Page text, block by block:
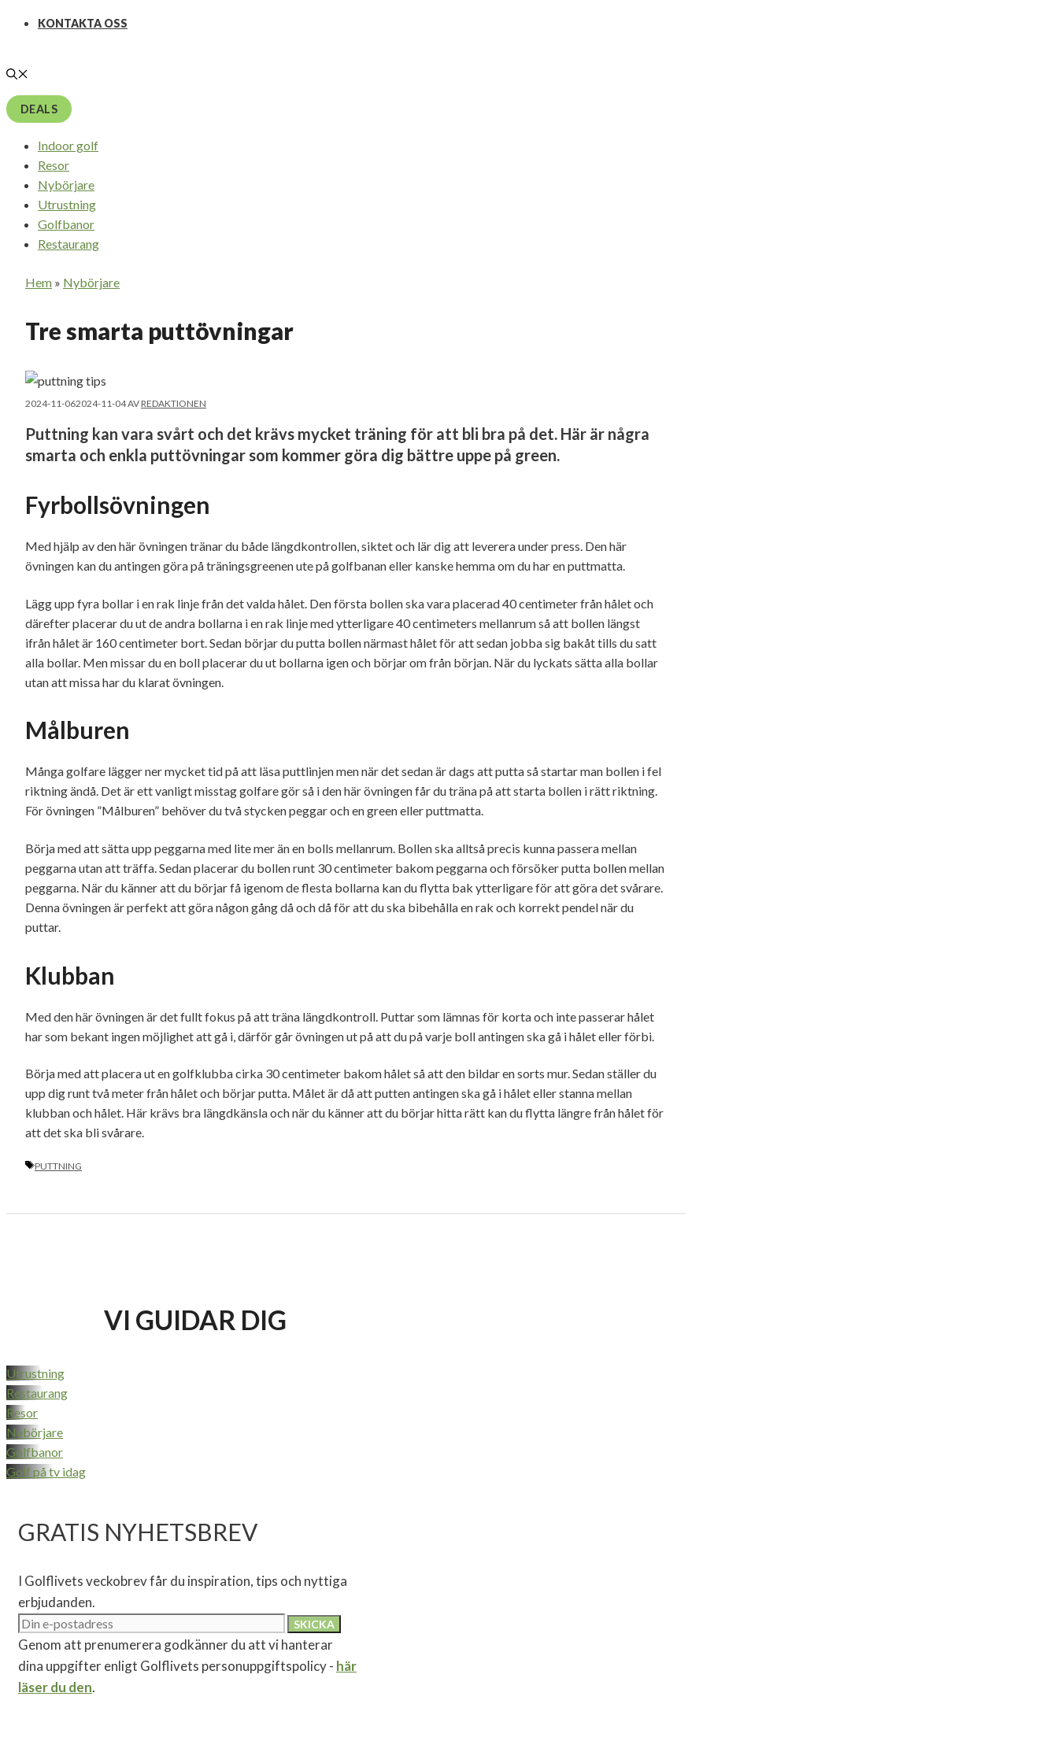
KONTAKTA OSS
DEALS
Indoor golf
Resor
Nybörjare
Utrustning
Golfbanor
Restaurang
Hem » Nybörjare
Tre smarta puttövningar
2024-11-062024-11-04AVREDAKTIONEN
Puttning kan vara svårt och det krävs mycket träning för att bli bra på det. Här är några
smarta och enkla puttövningar som kommer göra dig bättre uppe på green.
Fyrbollsövningen
Med hjälp av den här övningen tränar du både längdkontrollen, siktet och lär dig att leverera under press. Den här
övningen kan du antingen göra på träningsgreenen ute på golfbanan eller kanske hemma om du har en puttmatta.
Lägg upp fyra bollar i en rak linje från det valda hålet. Den första bollen ska vara placerad 40 centimeter från hålet och
därefter placerar du ut de andra bollarna i en rak linje med ytterligare 40 centimeters mellanrum så att bollen längst
ifrån hålet är 160 centimeter bort. Sedan börjar du putta bollen närmast hålet för att sedan jobba sig bakåt tills du satt
alla bollar. Men missar du en boll placerar du ut bollarna igen och börjar om från början. När du lyckats sätta alla bollar
utan att missa har du klarat övningen.
Målburen
Många golfare lägger ner mycket tid på att läsa puttlinjen men när det sedan är dags att putta så startar man bollen i fel
riktning ändå. Det är ett vanligt misstag golfare gör så i den här övningen får du träna på att starta bollen i rätt riktning.
För övningen ”Målburen” behöver du två stycken peggar och en green eller puttmatta.
Börja med att sätta upp peggarna med lite mer än en bolls mellanrum. Bollen ska alltså precis kunna passera mellan
peggarna utan att träffa. Sedan placerar du bollen runt 30 centimeter bakom peggarna och försöker putta bollen mellan
peggarna. När du känner att du börjar få igenom de flesta bollarna kan du flytta bak ytterligare för att göra det svårare.
Denna övningen är perfekt att göra någon gång då och då för att du ska bibehålla en rak och korrekt pendel när du
puttar.
Klubban
Med den här övningen är det fullt fokus på att träna längdkontroll. Puttar som lämnas för korta och inte passerar hålet
har som bekant ingen möjlighet att gå i, därför går övningen ut på att du på varje boll antingen ska gå i hålet eller förbi.
Börja med att placera ut en golfklubba cirka 30 centimeter bakom hålet så att den bildar en sorts mur. Sedan ställer du
upp dig runt två meter från hålet och börjar putta. Målet är då att putten antingen ska gå i hålet eller stanna mellan
klubban och hålet. Här krävs bra längdkänsla och när du känner att du börjar hitta rätt kan du flytta längre från hålet för
att det ska bli svårare.
ETIKETTER
PUTTNING
VI GUIDAR DIG
Utrustning
Restaurang
Resor
Nybörjare
Golfbanor
Golf på tv idag
GRATIS NYHETSBREV
I Golflivets veckobrev får du inspiration, tips och nyttiga
erbjudanden.
Genom att prenumerera godkänner du att vi hanterar
dina uppgifter enligt Golflivets personuppgiftspolicy - här
läser du den.